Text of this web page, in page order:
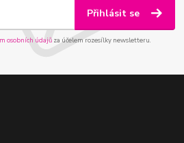
Přihlásit se
osobních údajůza účelem rozesílky newsletteru.